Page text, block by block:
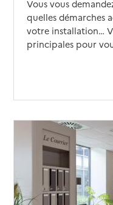
Vous vous
quelles démarches
votre installation…
principales pour